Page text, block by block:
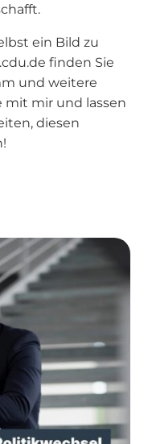
ein Bild zu
finden Sie
und weitere
mit mir und lassen
diesen